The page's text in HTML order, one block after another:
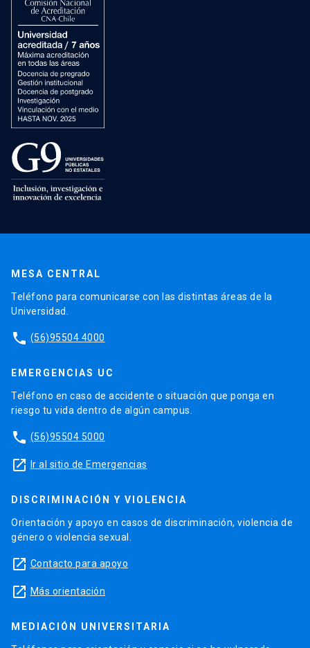
MESA CENTRAL
Teléfono para comunicarse con las distintas áreas de la
Universidad.
phone (56)95504 4000
EMERGENCIAS UC
Teléfono en caso de accidente o situación que ponga en
riesgo tu vida dentro de algún campus.
phone (56)95504 5000
launch Ir al sitio de Emergencias
DISCRIMINACIÓN Y VIOLENCIA
Orientación y apoyo en casos de discriminación, violencia de
género o violencia sexual.
launch Contacto para apoyo
launch Más orientación
MEDIACIÓN UNIVERSITARIA